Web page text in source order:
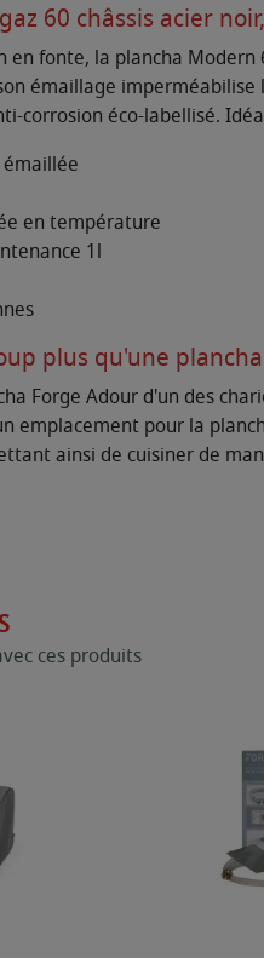
60 châssis acier
en fonte, la plancha
émaillage
corrosion éco-labellisé.
en température
1l
plus qu'une plancha
Forge Adour d'un des
emplacement pour la
ainsi de cuisiner de
ces produits